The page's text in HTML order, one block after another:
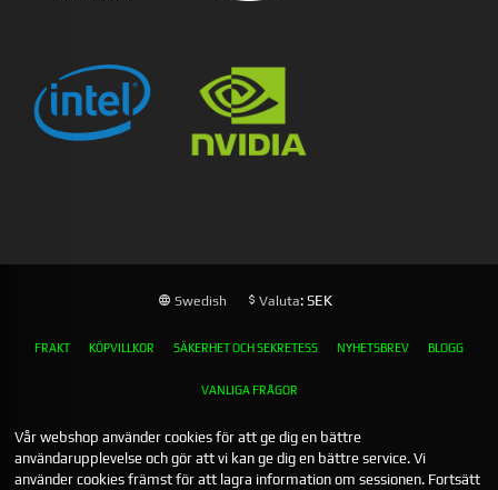
Swedish Valuta: SEK
FRAKT KÖPVILLKOR SÄKERHET OCH SEKRETESS NYHETSBREV BLOGG
VANLIGA FRÅGOR
Vår webshop använder cookies för att ge dig en bättre
användarupplevelse och gör att vi kan ge dig en bättre service. Vi
använder cookies främst för att lagra information om sessionen. Fortsätt